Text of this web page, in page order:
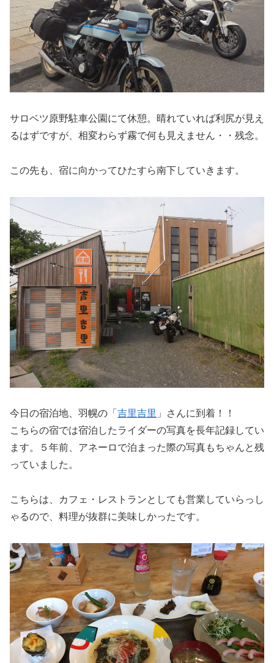
サロベツ原野駐車公園にて休憩。晴れていれば利尻が見え
るはずですが、相変わらず霧で何も見えません・・残念。
この先も、宿に向かってひたすら南下していきます。
今日の宿泊地、羽幌の「 吉里吉里 」さんに到着！！
こちらの宿では宿泊したライダーの写真を長年記録してい
ます。５年前、アネーロで泊まった際の写真もちゃんと残
っていました。
こちらは、カフェ・レストランとしても営業していらっし
ゃるので、料理が抜群に美味しかったです。